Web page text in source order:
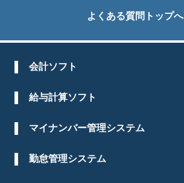
よくある質問トップへ
会計ソフト
給与計算ソフト
マイナンバー管理システム
勤怠管理システム